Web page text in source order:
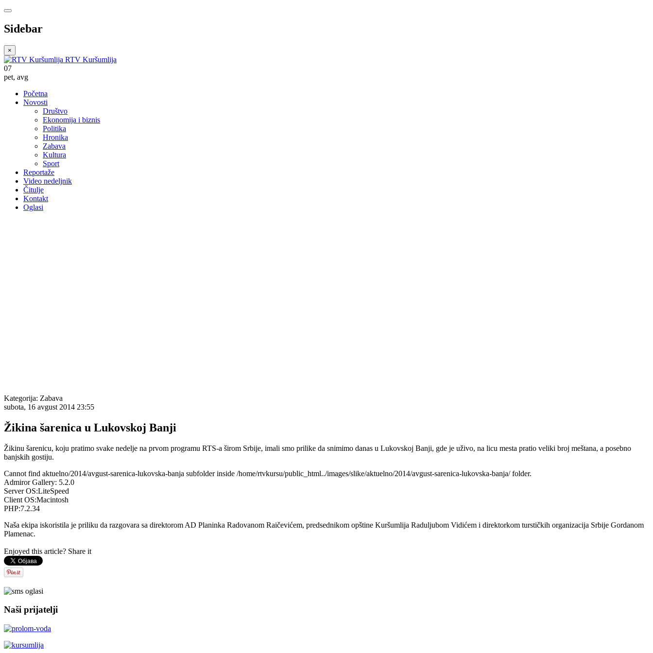
Sidebar
×
RTV Kuršumlija
07
pet, avg
Početna
Novosti
Društvo
Ekonomija i biznis
Politika
Hronika
Zabava
Kultura
Sport
Reportaže
Video nedeljnik
Čitulje
Kontakt
Oglasi
Kategorija: Zabava
subota, 16 avgust 2014 23:55
Žikina šarenica u Lukovskoj Banji
Žikinu šarenicu, koju pratimo svake nedelje na prvom programu RTS-a širom Srbije, imali smo prilike da snimimo danas u Lukovskoj Banji, gde je uživo, na licu mesta pratio veliki broj meštana, a posebno
banjskih gostiju.
Cannot find aktuelno/2014/avgust-sarenica-lukovska-banja subfolder inside /home/rtvkursu/public_html../images/slike/aktuelno/2014/avgust-sarenica-lukovska-banja/ folder.
Admiror Gallery: 5.2.0
Server OS:LiteSpeed
Client OS:Macintosh
PHP:7.2.34
Naša ekipa iskoristila je priliku da razgovara sa direktorom AD Planinka Radovanom Raičevićem, predsednikom opštine Kuršumlija Raduljubom Vidićem i direktorkom turstičkih organizacija Srbije Gordanom
Plamenac.
AdmirorGallery 5.2.0, author/s Vasiljevski &
Enjoyed this article? Share it
Naši prijatelji